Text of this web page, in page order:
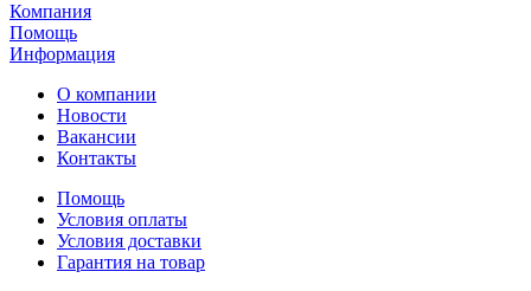
Компания
Помощь
Информация
О компании
Новости
Вакансии
Контакты
Помощь
Условия оплаты
Условия доставки
Гарантия на товар